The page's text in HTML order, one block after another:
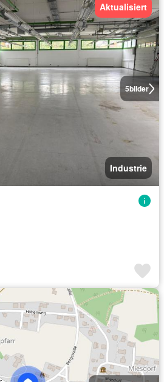
5bilder
Aktualisiert
Industrie